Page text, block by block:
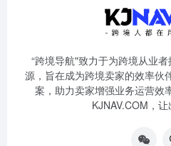
“跨境导航"致力于为跨境从业
源，旨在成为跨境卖家的效率伙
案，助力卖家增强业务运营效
KJNAV.COM，让